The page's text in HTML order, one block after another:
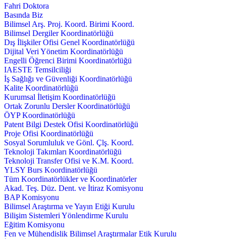
Fahri Doktora
Basında Biz
Bilimsel Arş. Proj. Koord. Birimi Koord.
Bilimsel Dergiler Koordinatörlüğü
Dış İlişkiler Ofisi Genel Koordinatörlüğü
Dijital Veri Yönetim Koordinatörlüğü
Engelli Öğrenci Birimi Koordinatörlüğü
IAESTE Temsilciliği
İş Sağlığı ve Güvenliği Koordinatörlüğü
Kalite Koordinatörlüğü
Kurumsal İletişim Koordinatörlüğü
Ortak Zorunlu Dersler Koordinatörlüğü
ÖYP Koordinatörlüğü
Patent Bilgi Destek Ofisi Koordinatörlüğü
Proje Ofisi Koordinatörlüğü
Sosyal Sorumluluk ve Gönl. Çlş. Koord.
Teknoloji Takımları Koordinatörlüğü
Teknoloji Transfer Ofisi ve K.M. Koord.
YLSY Burs Koordinatörlüğü
Tüm Koordinatörlükler ve Koordinatörler
Akad. Teş. Düz. Dent. ve İtiraz Komisyonu
BAP Komisyonu
Bilimsel Araştırma ve Yayın Etiği Kurulu
Bilişim Sistemleri Yönlendirme Kurulu
Eğitim Komisyonu
Fen ve Mühendislik Bilimsel Araştırmalar Etik Kurulu